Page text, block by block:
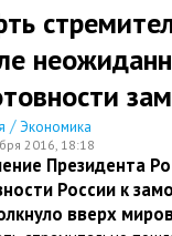
/ Экономика
2016, 18:18
Президента
России к
вверх